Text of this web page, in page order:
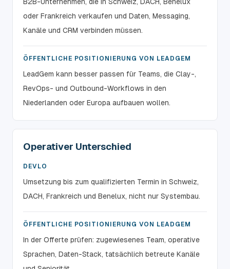
oder Frankreich verkaufen und Daten, Messaging,
Kanäle und CRM verbinden müssen.
ÖFFENTLICHE POSITIONIERUNG VON LEADGEM
LeadGem kann besser passen für Teams, die Clay-,
RevOps- und Outbound-Workflows in den
Niederlanden oder Europa aufbauen wollen.
Operativer Unterschied
DEVLO
Umsetzung bis zum qualifizierten Termin in Schweiz,
DACH, Frankreich und Benelux, nicht nur Systembau.
ÖFFENTLICHE POSITIONIERUNG VON LEADGEM
In der Offerte prüfen: zugewiesenes Team, operative
Sprachen, Daten-Stack, tatsächlich betreute Kanäle